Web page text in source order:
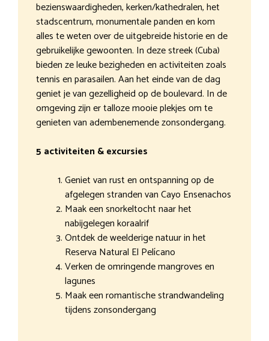
bezienswaardigheden, kerken/kathedralen, het
stadscentrum, monumentale panden en kom
alles te weten over de uitgebreide historie en de
gebruikelijke gewoonten. In deze streek (Cuba)
bieden ze leuke bezigheden en activiteiten zoals
tennis en parasailen. Aan het einde van de dag
geniet je van gezelligheid op de boulevard. In de
omgeving zijn er talloze mooie plekjes om te
genieten van adembenemende zonsondergang.
5 activiteiten & excursies
Geniet van rust en ontspanning op de
afgelegen stranden van Cayo Ensenachos
Maak een snorkeltocht naar het
nabijgelegen koraalrif
Ontdek de weelderige natuur in het
Reserva Natural El Pelícano
Verken de omringende mangroves en
lagunes
Maak een romantische strandwandeling
tijdens zonsondergang